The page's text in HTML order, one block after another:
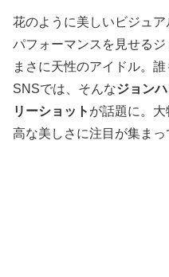
花のように美しいビジュ
パフォーマンスを見せる
まさに天性のアイドル。
SNSでは、そんなジョン
リーショット が話題に。
高な美しさに注目が集まっ